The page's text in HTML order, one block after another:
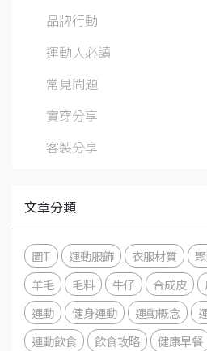
品牌行動
運動人必讀
常見問題
實穿分享
客製分享
文章分類
圖T 運動服飾 衣服材質
羊毛
毛料 牛仔 合成皮
運動
健身運動 運動概念
運動飲食
飲食攻略 健康早餐